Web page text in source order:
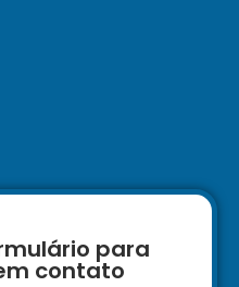
para
contato